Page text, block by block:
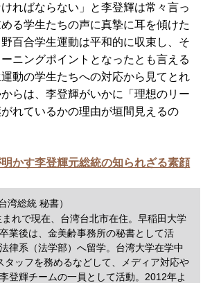
ればならない」と李登輝は常々言っ
る学生たちの声に真摯に耳を傾けた
百合学生運動は平和的に収束し、そ
ニングポイントとなったとも言える
動の学生たちへの対応から見てとれ
らは、李登輝がいかに「理想のリー
れているかの理由が垣間見えるの
明かす李登輝元総統の知られざる素顔
湾総統 秘書）
れで現在、台湾台北市在住。早稲田大学
業後は、金美齢事務所の秘書として活
律系（法学部）へ留学。台湾大学在学中
タッフを務めるなどして、メディア対応や
登輝チームの一員として活動。2012年よ